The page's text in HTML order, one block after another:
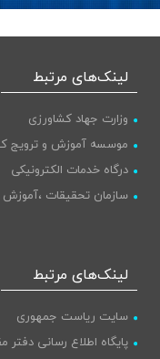
لینک‌های مرتبط
وزارت جهاد کشاورزی
موسسه آموزش و ترویج
درگاه خدمات الکترونیکی
سازمان تحقیقات ،آموزش
لینک‌های مرتبط
سایت ریاست جمهوری
پایگاه اطلاع رسانی